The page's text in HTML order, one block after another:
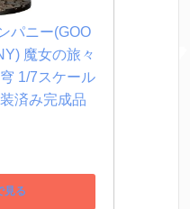
パニー(GOO
魔女の旅々
1/7スケール
済み完成品
見る